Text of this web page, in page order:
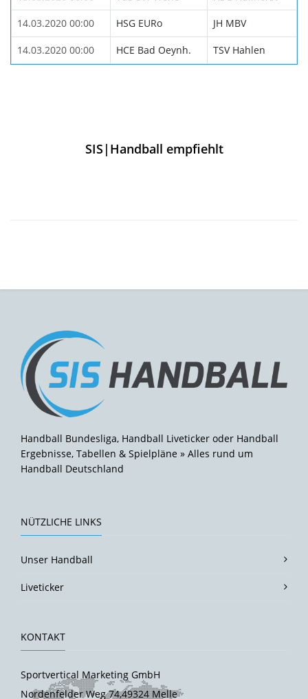
14.03.2020 00:00 HSG EURo JH MBV
14.03.2020 00:00 HCE Bad Oeynh. TSV Hahlen
SIS|Handball empfiehlt
Handball Bundesliga, Handball Liveticker oder Handball
Ergebnisse, Tabellen & Spielpläne » Alles rund um
Handball Deutschland
NÜTZLICHE LINKS
Unser Handball
Liveticker
KONTAKT
Sportvertical Marketing GmbH
Nordenfelder Weg 74,49324 Melle